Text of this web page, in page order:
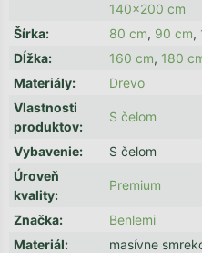
140x200 cm
Šírka: 80 cm, 90 cm,
Dĺžka: 160 cm, 180
Materiály:
Drevo
Vlastnosti
produktov:
S čelom
Vybavenie:
S čelom
Úroveň
kvality:
Premium
Značka:
Benlemi
Materiál:
masívne